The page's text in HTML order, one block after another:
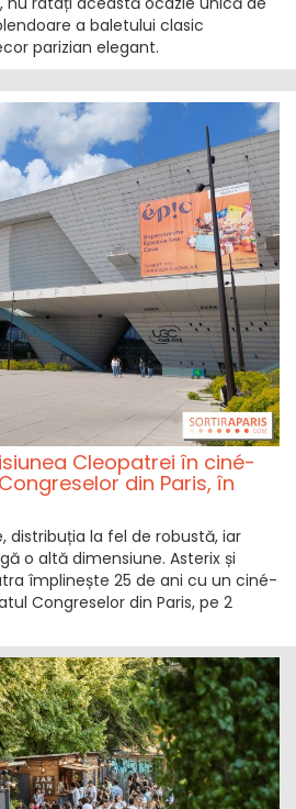
a baletului clasic
parizian elegant.
Cleopatrei în ciné-
din Paris, în
distribuția la fel de robustă, iar
o altă dimensiune. Asterix și
împlinește 25 de ani cu un ciné-
Congreselor din Paris, pe 2